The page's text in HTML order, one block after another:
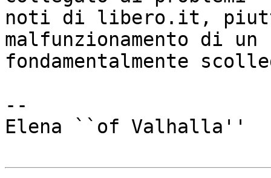
noti di libero.it,
malfunzionamento di
fondamentalmente
--
Elena ``of Valhalla''